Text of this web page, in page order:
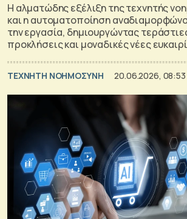
Η αλματώδης εξέλιξη της τεχνητής
και η αυτοματοποίηση
την εργασία, δημιουργώντας
προκλήσεις και μοναδικές νέες
TΕΧΝΗΤΗ ΝΟΗΜΟΣΥΝΗ 20.06.2026, 08:53